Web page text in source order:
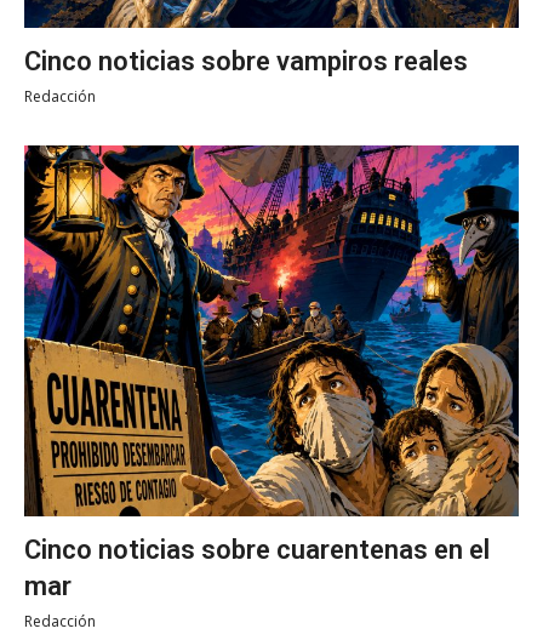
Cinco noticias sobre vampiros reales
Redacción
Cinco noticias sobre cuarentenas en el
mar
Redacción